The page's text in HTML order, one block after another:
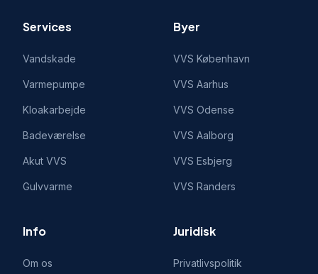
Services
Vandskade
Varmepumpe
Kloakarbejde
Badeværelse
Akut VVS
Gulvvarme
Byer
VVS København
VVS Aarhus
VVS Odense
VVS Aalborg
VVS Esbjerg
VVS Randers
Info
Om os
Juridisk
Privatlivspolitik